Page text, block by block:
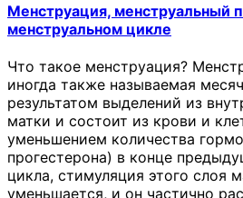
Менструация, менструальный
менструальном цикле
Что такое менструация?
иногда также называемая
результатом выделений из
матки и состоит из крови и
уменьшением количества
прогестерона) в конце
цикла, стимуляция этого слоя
уменьшается, и он частично